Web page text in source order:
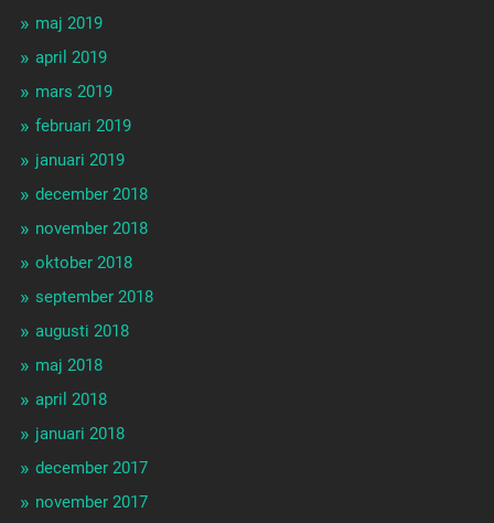
maj 2019
april 2019
mars 2019
februari 2019
januari 2019
december 2018
november 2018
oktober 2018
september 2018
augusti 2018
maj 2018
april 2018
januari 2018
december 2017
november 2017